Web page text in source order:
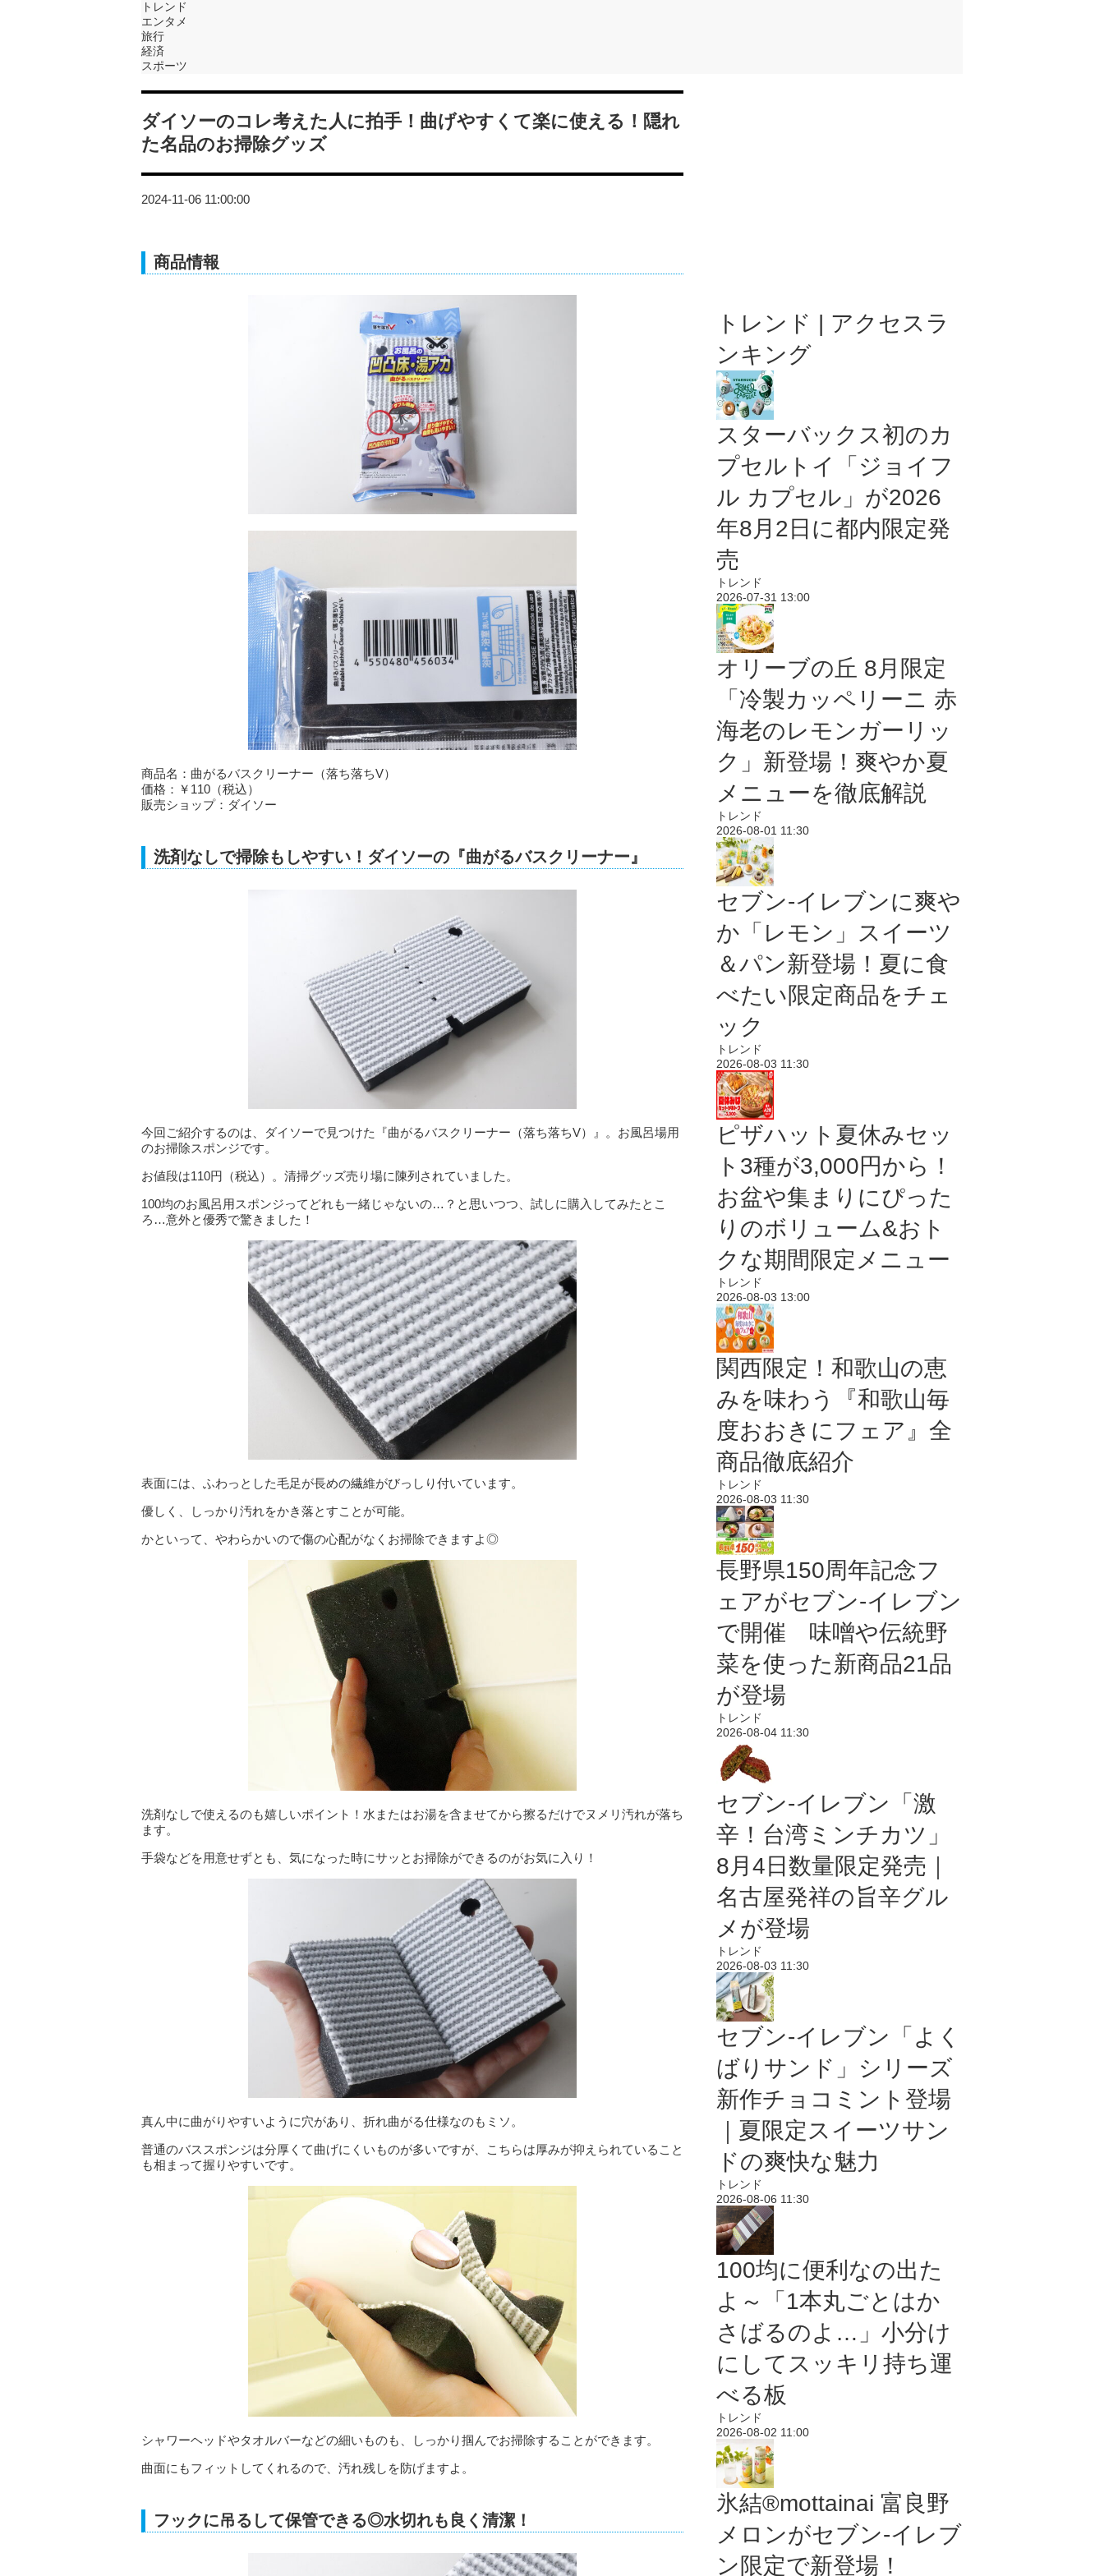
トレンド
エンタメ
旅行
経済
スポーツ
ダイソーのコレ考えた人に拍手！曲げやすくて楽に使える！隠れ
た名品のお掃除グッズ
2024-11-06 11:00:00
商品情報
商品名：曲がるバスクリーナー（落ち落ちV）
価格：￥110（税込）
販売ショップ：ダイソー
洗剤なしで掃除もしやすい！ダイソーの『曲がるバスクリーナー』
今回ご紹介するのは、ダイソーで見つけた『曲がるバスクリーナー（落ち落ちV）』。お風呂場用
のお掃除スポンジです。
お値段は110円（税込）。清掃グッズ売り場に陳列されていました。
100均のお風呂用スポンジってどれも一緒じゃないの…？と思いつつ、試しに購入してみたとこ
ろ…意外と優秀で驚きました！
表面には、ふわっとした毛足が長めの繊維がびっしり付いています。
優しく、しっかり汚れをかき落とすことが可能。
かといって、やわらかいので傷の心配がなくお掃除できますよ◎
洗剤なしで使えるのも嬉しいポイント！水またはお湯を含ませてから擦るだけでヌメリ汚れが落ち
ます。
手袋などを用意せずとも、気になった時にサッとお掃除ができるのがお気に入り！
真ん中に曲がりやすいように穴があり、折れ曲がる仕様なのもミソ。
普通のバススポンジは分厚くて曲げにくいものが多いですが、こちらは厚みが抑えられていること
も相まって握りやすいです。
シャワーヘッドやタオルバーなどの細いものも、しっかり掴んでお掃除することができます。
曲面にもフィットしてくれるので、汚れ残しを防げますよ。
フックに吊るして保管できる◎水切れも良く清潔！
トレンド | アクセスラ
ンキング
スターバックス初のカ
プセルトイ「ジョイフ
ル カプセル」が2026
年8月2日に都内限定発
売
トレンド
2026-07-31 13:00
オリーブの丘 8月限定
「冷製カッペリーニ 赤
海老のレモンガーリッ
ク」新登場！爽やか夏
メニューを徹底解説
トレンド
2026-08-01 11:30
セブン‐イレブンに爽や
か「レモン」スイーツ
＆パン新登場！夏に食
べたい限定商品をチェ
ック
トレンド
2026-08-03 11:30
ピザハット夏休みセッ
ト3種が3,000円から！
お盆や集まりにぴった
りのボリューム&おト
クな期間限定メニュー
トレンド
2026-08-03 13:00
関西限定！和歌山の恵
みを味わう『和歌山毎
度おおきにフェア』全
商品徹底紹介
トレンド
2026-08-03 11:30
長野県150周年記念フ
ェアがセブン-イレブン
で開催 味噌や伝統野
菜を使った新商品21品
が登場
トレンド
2026-08-04 11:30
セブン-イレブン「激
辛！台湾ミンチカツ」
8月4日数量限定発売｜
名古屋発祥の旨辛グル
メが登場
トレンド
2026-08-03 11:30
セブン‐イレブン「よく
ばりサンド」シリーズ
新作チョコミント登場
｜夏限定スイーツサン
ドの爽快な魅力
トレンド
2026-08-06 11:30
100均に便利なの出た
よ～「1本丸ごとはか
さばるのよ…」小分け
にしてスッキリ持ち運
べる板
トレンド
2026-08-02 11:00
氷結®mottainai 富良野
メロンがセブン‐イレブ
ン限定で新登場！